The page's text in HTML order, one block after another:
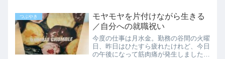
年は今年の健康診断を受けなければなり
ません。一応食事に気を...
つぶやき
モヤモヤを片付けながら生きる
／自分への就職祝い
今度の仕事は月水金。勤務の谷間の火曜
日、昨日はひたすら疲れたけれど、今日
の午後になって筋肉痛が発生しました。